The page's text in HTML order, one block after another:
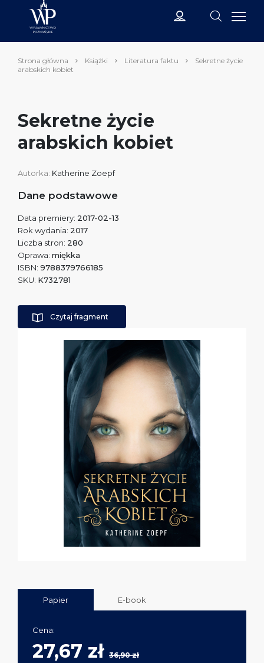
Strona główna Książki Literatura faktu
Sekretne życie
arabskich kobiet
Sekretne życie
arabskich kobiet
Autorka: Katherine Zoepf
Dane podstawowe
Data premiery: 2017-02-13
Rok wydania: 2017
Liczba stron: 280
Oprawa: miękka
ISBN: 9788379766185
SKU: K732781
Czytaj fragment
Papier E-book
Cena:
27,67 zł 36,90 zł